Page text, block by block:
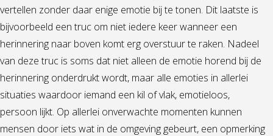
vertellen zonder daar enige emotie bij te tonen. Dit laatste is
bijvoorbeeld een truc om niet iedere keer wanneer een
herinnering naar boven komt erg overstuur te raken. Nadeel
van deze truc is soms dat niet alleen de emotie horend bij de
herinnering onderdrukt wordt, maar alle emoties in allerlei
situaties waardoor iemand een kil of vlak, emotieloos,
persoon lijkt. Op allerlei onverwachte momenten kunnen
mensen door iets wat in de omgeving gebeurt, een opmerking